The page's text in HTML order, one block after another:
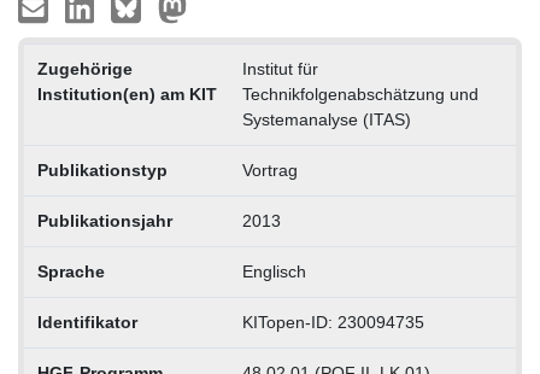
Zugehörige
Institution(en) am KIT
Institut für
Technikfolgenabschätzung und
Systemanalyse (ITAS)
Publikationstyp Vortrag
Publikationsjahr 2013
Sprache Englisch
Identifikator KITopen-ID: 230094735